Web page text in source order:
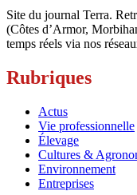
Site du journal Terra.
(Côtes d’Armor,
temps réels via nos
Rubriques
Actus
Vie professionnelle
Élevage
Cultures &
Environnement
Entreprises